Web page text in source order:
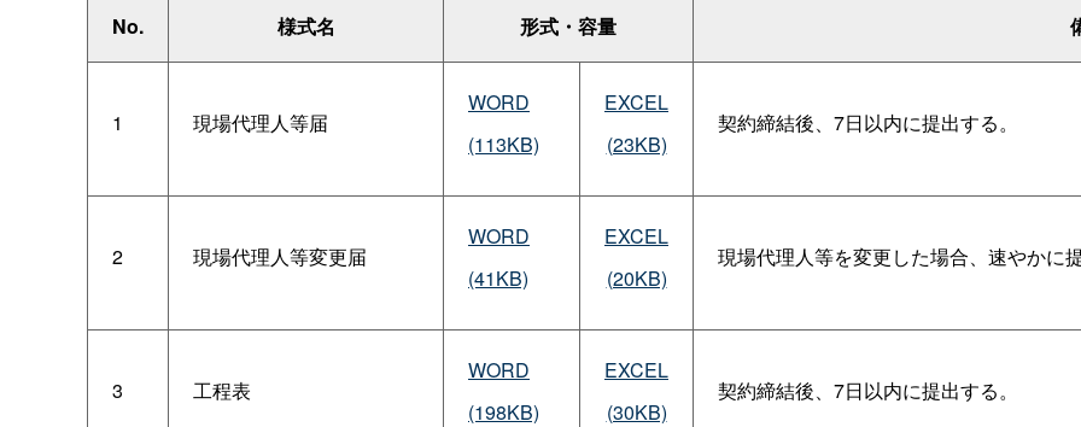
No. 様式名 形式・容量
1 現場代理人等届
WORD
(113KB)
EXCEL
(23KB)
契約締結後、7日以内に提出する。
2 現場代理人等変更届
WORD
(41KB)
EXCEL
(20KB)
現場代理人等を変更した場合、速やかに
3 工程表
WORD
(198KB)
EXCEL
(30KB)
契約締結後、7日以内に提出する。